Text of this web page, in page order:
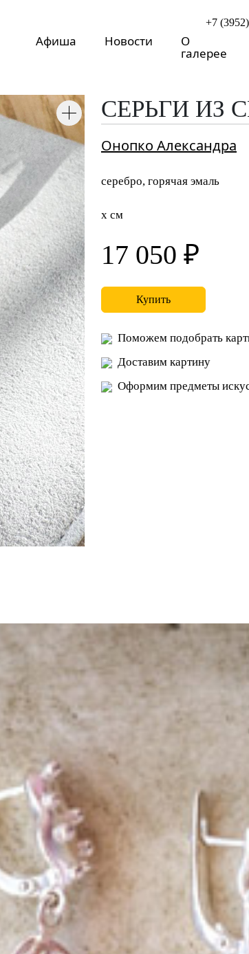
+7
Афиша Новости О
галерее
СЕРЬГИ ИЗ
Онопко Александра
серебро, горячая эмаль
x см
17 050 ₽
Купить
Поможем подобрать
Доставим картину
Оформим предметы